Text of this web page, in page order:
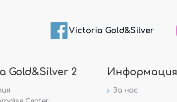
Victoria Gold&Silver
Gold&Silver 2 Информация
За нас